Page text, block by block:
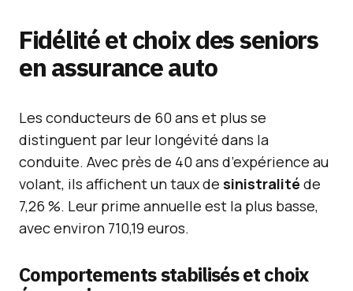
Fidélité et choix des seniors
en assurance auto
Les conducteurs de 60 ans et plus se
distinguent par leur longévité dans la
conduite. Avec près de 40 ans d’expérience au
volant, ils affichent un taux de sinistralité de
7,26 %. Leur prime annuelle est la plus basse,
avec environ 710,19 euros.
Comportements stabilisés et choix